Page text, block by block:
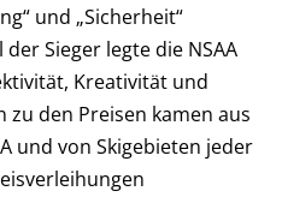
und „Sicherheit“
Sieger legte die NSAA
Kreativität und
den Preisen kamen aus
und von Skigebieten jeder